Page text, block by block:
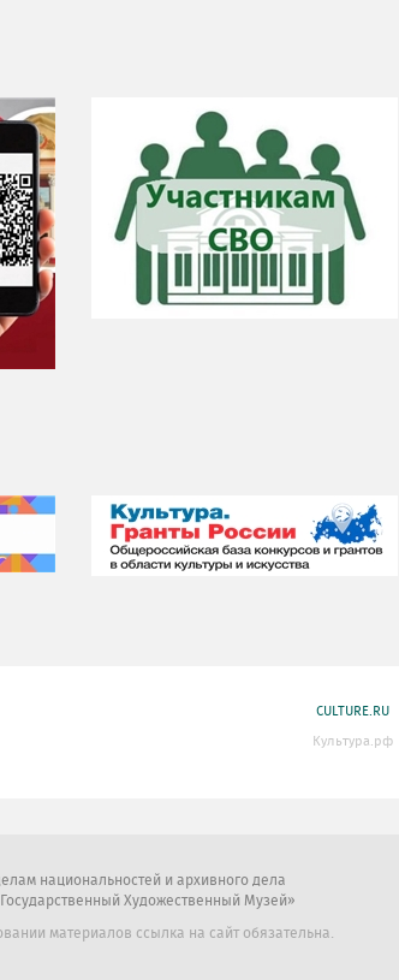
CULTURE.RU
Культура.рф
национальностей и архивного дела
Художественный Музей»
материалов ссылка на сайт обязательна.